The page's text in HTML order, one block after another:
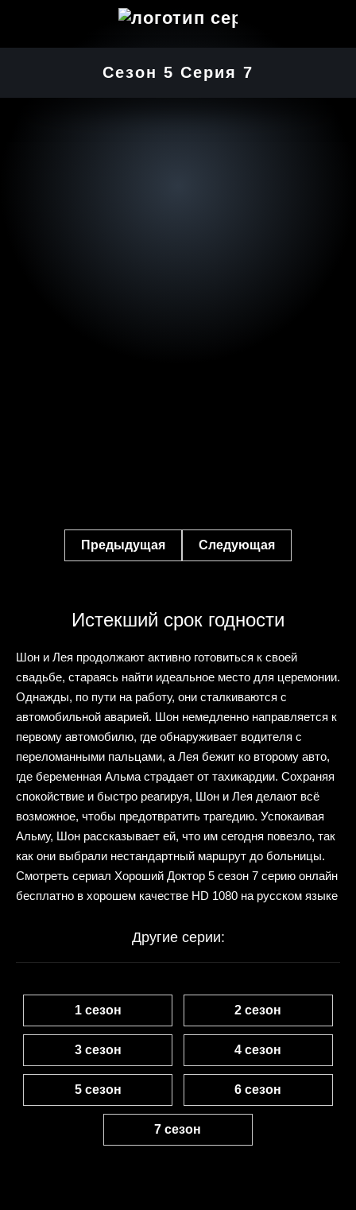
Сезон 5 Серия 7
Предыдущая Следующая
Истекший срок годности
Шон и Лея продолжают активно готовиться к своей
свадьбе, стараясь найти идеальное место для церемонии.
Однажды, по пути на работу, они сталкиваются с
автомобильной аварией. Шон немедленно направляется к
первому автомобилю, где обнаруживает водителя с
переломанными пальцами, а Лея бежит ко второму авто,
где беременная Альма страдает от тахикардии. Сохраняя
спокойствие и быстро реагируя, Шон и Лея делают всё
возможное, чтобы предотвратить трагедию. Успокаивая
Альму, Шон рассказывает ей, что им сегодня повезло, так
как они выбрали нестандартный маршрут до больницы.
Смотреть сериал Хороший Доктор 5 сезон 7 серию онлайн
бесплатно в хорошем качестве HD 1080 на русском языке
Другие серии:
1 сезон 2 сезон
3 сезон 4 сезон
5 сезон 6 сезон
7 сезон